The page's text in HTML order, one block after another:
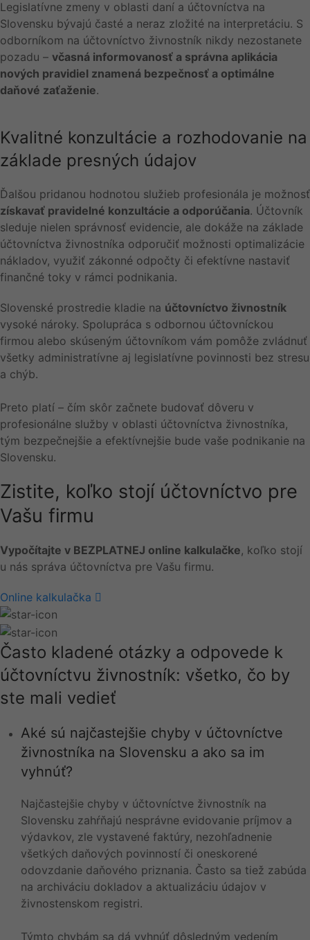
Legislatívne zmeny v oblasti daní a účtovníctva na
Slovensku bývajú časté a neraz zložité na interpretáciu. S
odborníkom na účtovníctvo živnostník nikdy nezostanete
pozadu – včasná informovanosť a správna aplikácia
nových pravidiel znamená bezpečnosť a optimálne
daňové zaťaženie.
Kvalitné konzultácie a rozhodovanie na
základe presných údajov
Ďalšou pridanou hodnotou služieb profesionála je možnosť
získavať pravidelné konzultácie a odporúčania. Účtovník
sleduje nielen správnosť evidencie, ale dokáže na základe
účtovníctva živnostníka odporučiť možnosti optimalizácie
nákladov, využiť zákonné odpočty či efektívne nastaviť
finančné toky v rámci podnikania.
Slovenské prostredie kladie na účtovníctvo živnostník
vysoké nároky. Spolupráca s odbornou účtovníckou
firmou alebo skúseným účtovníkom vám pomôže zvládnuť
všetky administratívne aj legislatívne povinnosti bez stresu
a chýb.
Preto platí – čím skôr začnete budovať dôveru v
profesionálne služby v oblasti účtovníctva živnostníka,
tým bezpečnejšie a efektívnejšie bude vaše podnikanie na
Slovensku.
Zistite, koľko stojí účtovníctvo pre
Vašu firmu
Vypočítajte v BEZPLATNEJ online kalkulačke, koľko stojí
u nás správa účtovníctva pre Vašu firmu.
Online kalkulačka
Často kladené otázky a odpovede k
účtovníctvu živnostník: všetko, čo by
ste mali vedieť
Aké sú najčastejšie chyby v účtovníctve
živnostníka na Slovensku a ako sa im
vyhnúť?
Najčastejšie chyby v účtovníctve živnostník na
Slovensku zahŕňajú nesprávne evidovanie príjmov a
výdavkov, zle vystavené faktúry, nezohľadnenie
všetkých daňových povinností či oneskorené
odovzdanie daňového priznania. Často sa tiež zabúda
na archiváciu dokladov a aktualizáciu údajov v
živnostenskom registri.
Týmto chybám sa dá vyhnúť dôsledným vedením